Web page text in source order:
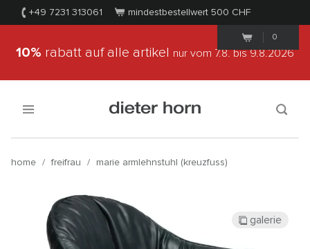
+49 7231 313061 mindestbestellwert 500 CHF
0
10% rabatt auf alle artikel nur vom 7.8.bis 9.8.2026
home / freifrau / marie armlehnstuhl (kreuzfuss)
galerie